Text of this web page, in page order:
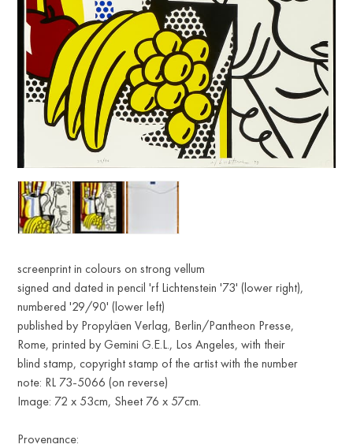
screenprint in colours on strong vellum
signed and dated in pencil 'rf Lichtenstein '73' (lower right),
numbered '29/90' (lower left)
published by Propyläen Verlag, Berlin/Pantheon Presse,
Rome, printed by Gemini G.E.L., Los Angeles, with their
blind stamp, copyright stamp of the artist with the number
note: RL 73-5066 (on reverse)
Image: 72 x 53cm, Sheet 76 x 57cm.
Provenance: